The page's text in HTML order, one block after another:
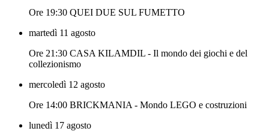
Ore 19:30 QUEI DUE SUL FUMETTO
martedì 11 agosto
Ore 21:30 CASA KILAMDIL - Il mondo dei giochi e del
collezionismo
mercoledì 12 agosto
Ore 14:00 BRICKMANIA - Mondo LEGO e costruzioni
lunedì 17 agosto